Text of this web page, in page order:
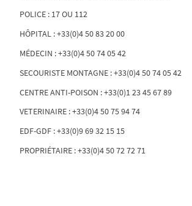
POLICE : 17 OU 112
HÔPITAL : +33(0)4 50 83 20 00
MÉDECIN : +33(0)4 50 74 05 42
SECOURISTE MONTAGNE : +33(0)4 50 74 05 42
CENTRE ANTI-POISON : +33(0)1 23 45 67 89
VETERINAIRE : +33(0)4 50 75 94 74
EDF-GDF : +33(0)9 69 32 15 15
PROPRIÉTAIRE : +33(0)4 50 72 72 71